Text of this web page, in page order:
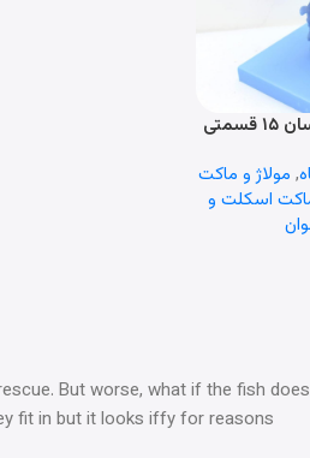
, مولاژ و ماکت
اسکلت و
But worse, what if the fish
fit in but it looks iffy for reasons.